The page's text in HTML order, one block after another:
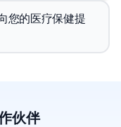
您的医疗保健提
伙伴